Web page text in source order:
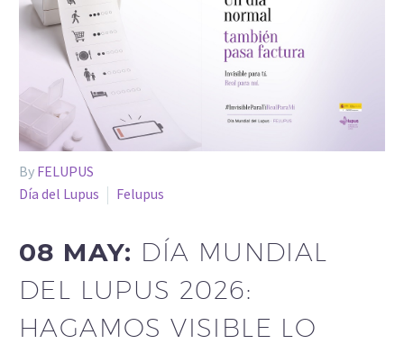
By FELUPUS
Día del Lupus
Felupus
08 MAY: DÍA MUNDIAL
DEL LUPUS 2026:
HAGAMOS VISIBLE LO